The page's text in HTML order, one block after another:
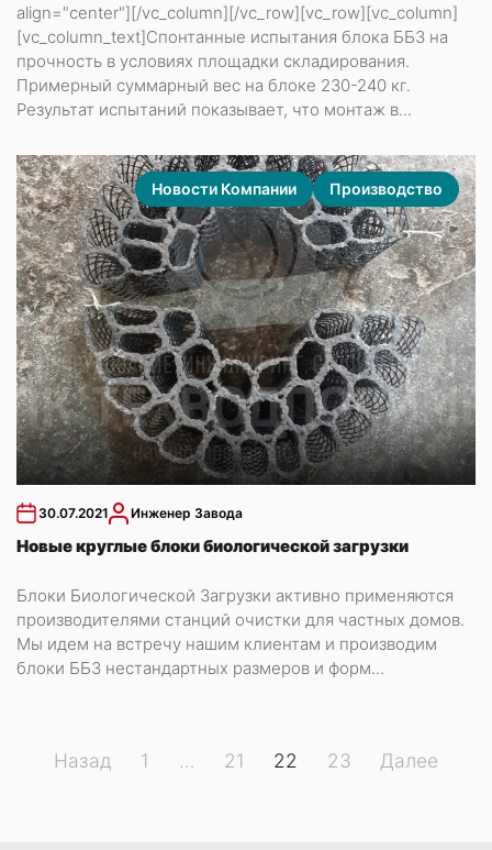
align="center"][/vc_column][/vc_row][vc_row][vc_column]
[vc_column_text]Спонтанные испытания блока ББЗ на
прочность в условиях площадки складирования.
Примерный суммарный вес на блоке 230-240 кг.
Результат испытаний показывает, что монтаж в...
Новости Компании Производство
30.07.2021 Инженер Завода
Новые круглые блоки биологической загрузки
Блоки Биологической Загрузки активно применяются
производителями станций очистки для частных домов.
Мы идем на встречу нашим клиентам и производим
блоки ББЗ нестандартных размеров и форм...
Навигация
Назад 1 … 21 22 23 Далее